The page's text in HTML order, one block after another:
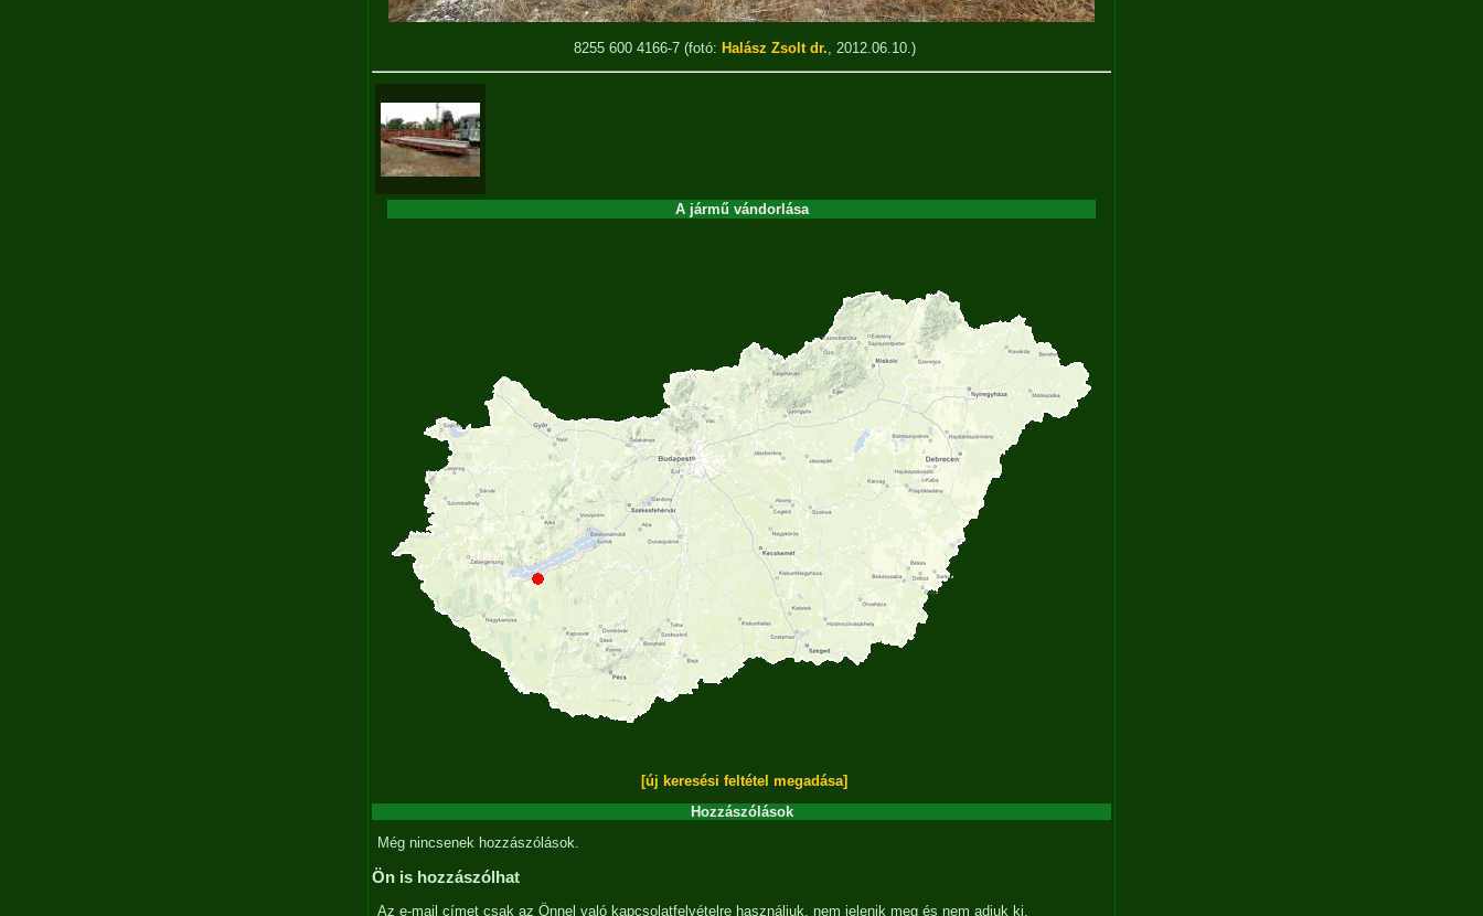
8255 600 4166-7 (fotó: Halász Zsolt dr., 2012.06.10.)
A jármű vándorlása
[új keresési feltétel megadása]
Hozzászólások
Még nincsenek hozzászólások.
Ön is hozzászólhat
Az e-mail címet csak az Önnel való kapcsolatfelvételre használjuk, nem jelenik meg és nem adjuk ki.